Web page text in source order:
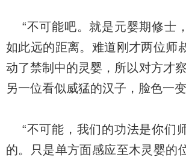
“不可能吧。就是元婴期修士
如此远的距离。难道刚才两位师
动了禁制中的灵婴，所以对方才
另一位看似威猛的汉子，脸色一变
“不可能，我们的功法是你们
的。只是单方面感应至木灵婴的